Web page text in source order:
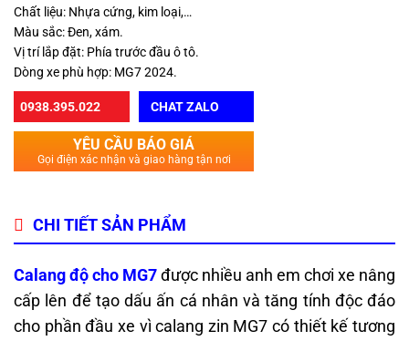
Chất liệu: Nhựa cứng, kim loại,…
Màu sắc: Đen, xám.
Vị trí lắp đặt: Phía trước đầu ô tô.
Dòng xe phù hợp: MG7 2024.
0938.395.022 CHAT ZALO
YÊU CẦU BÁO GIÁ
Gọi điện xác nhận và giao hàng tận nơi
CHI TIẾT SẢN PHẨM
Calang độ cho MG7được nhiều anh em chơi xe nâng
cấp lên để tạo dấu ấn cá nhân và tăng tính độc đáo
cho phần đầu xe vì calang zin MG7 có thiết kế tương